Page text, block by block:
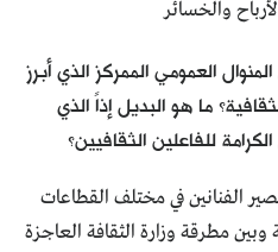
والخسائر
العمومي الممركز الذي أبرز
ما هو البديل إذاً الذي
للفاعلين الثقافيين؟
الفنانين في مختلف القطاعات
مطرقة وزارة الثقافة العاجزة